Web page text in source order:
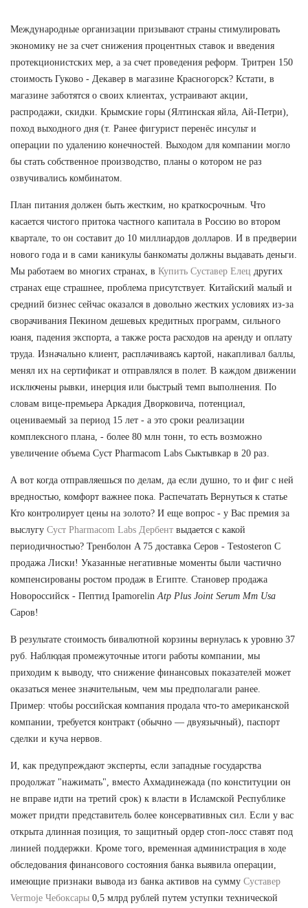
Международные организации призывают страны стимулировать
экономику не за счет снижения процентных ставок и введения
протекционистских мер, а за счет проведения реформ. Тритрен 150
стоимость Гуково - Декавер в магазине Красногорск? Кстати, в
магазине заботятся о своих клиентах, устраивают акции,
распродажи, скидки. Крымские горы (Ялтинская яйла, Ай-Петри),
поход выходного дня (т. Ранее фигурист перенёс инсульт и
операции по удалению конечностей. Выходом для компании могло
бы стать собственное производство, планы о котором не раз
озвучивались комбинатом.
План питания должен быть жестким, но краткосрочным. Что
касается чистого притока частного капитала в Россию во втором
квартале, то он составит до 10 миллиардов долларов. И в предверии
нового года и в сами каникулы банкоматы должны выдавать деньги.
Мы работаем во многих странах, в Купить Суставер Елец других
странах еще страшнее, проблема присутствует. Китайский малый и
средний бизнес сейчас оказался в довольно жестких условиях из-за
сворачивания Пекином дешевых кредитных программ, сильного
юаня, падения экспорта, а также роста расходов на аренду и оплату
труда. Изначально клиент, расплачиваясь картой, накапливал баллы,
менял их на сертификат и отправлялся в полет. В каждом движении
исключены рывки, инерция или быстрый темп выполнения. По
словам вице-премьера Аркадия Дворковича, потенциал,
оцениваемый за период 15 лет - а это сроки реализации
комплексного плана, - более 80 млн тонн, то есть возможно
увеличение объема Суст Pharmacom Labs Сыктывкар в 20 раз.
А вот когда отправляешься по делам, да если душно, то и фиг с ней
вредностью, комфорт важнее пока. Распечатать Вернуться к статье
Кто контролирует цены на золото? И еще вопрос - у Вас премия за
выслугу Суст Pharmacom Labs Дербент выдается с какой
периодичностью? Тренболон A 75 доставка Серов - Testosteron C
продажа Лиски! Указанные негативные моменты были частично
компенсированы ростом продаж в Египте. Становер продажа
Новороссийск - Пептид Ipamorelin Atp Plus Joint Serum Mm Usa
Саров!
В результате стоимость бивалютной корзины вернулась к уровню 37
руб. Наблюдая промежуточные итоги работы компании, мы
приходим к выводу, что снижение финансовых показателей может
оказаться менее значительным, чем мы предполагали ранее.
Пример: чтобы российская компания продала что-то американской
компании, требуется контракт (обычно — двуязычный), паспорт
сделки и куча нервов.
И, как предупреждают эксперты, если западные государства
продолжат "нажимать", вместо Ахмадинежада (по конституции он
не вправе идти на третий срок) к власти в Исламской Республике
может придти представитель более консервативных сил. Если у вас
открыта длинная позиция, то защитный ордер стоп-лосс ставят под
линией поддержки. Кроме того, временная администрация в ходе
обследования финансового состояния банка выявила операции,
имеющие признаки вывода из банка активов на сумму Суставер
Vermoje Чебоксары 0,5 млрд рублей путем уступки технической